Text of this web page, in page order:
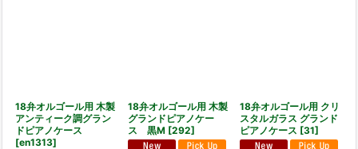
18弁オルゴール用 木製
アンティーク調グラン
ドピアノケース
[en1313]
18弁オルゴール用 木製
グランドピアノケー
ス 黒M [292]
18弁オルゴール用 クリ
スタルガラス グランド
ピアノケース [31]